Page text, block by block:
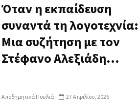
Όταν η εκπαίδευση
συναντά τη λογοτεχνία:
Μια συζήτηση με τον
Στέφανο Αλεξιάδη...
Αποδημητικά Πουλιά 27 Απριλίου, 2026